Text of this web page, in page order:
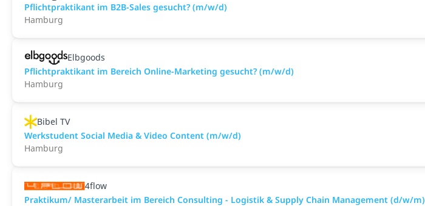
Pflichtpraktikant im B2B-Sales gesucht? (m/w/d)
Hamburg
Elbgoods
Pflichtpraktikant im Bereich Online-Marketing gesucht? (m/w/d)
Hamburg
Bibel TV
Werkstudent Social Media & Video Content (m/w/d)
Hamburg
4flow
Praktikum/ Masterarbeit im Bereich Consulting - Logistik & Supply Chain Management (d/w/m)